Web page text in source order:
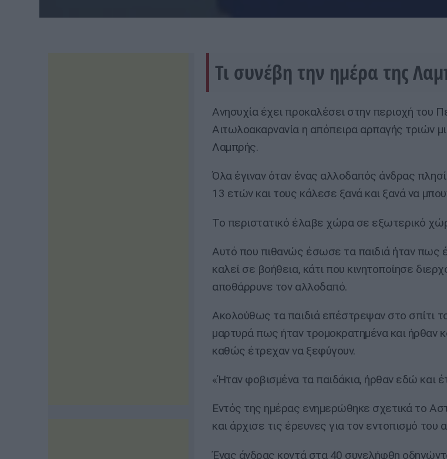
Τι συνέβη την ημέρα της
Ανησυχία έχει προκαλέσει στην περιοχή του
Αιτωλοακαρνανία η απόπειρα αρπαγής τριών
Λαμπρής.
Όλα έγιναν όταν ένας αλλοδαπός άνδρας
13 ετών και τους κάλεσε ξανά και ξανά να
Το περιστατικό έλαβε χώρα σε εξωτερικό
Αυτό που πιθανώς έσωσε τα παιδιά ήταν πως
καλεί σε βοήθεια, κάτι που κινητοποίησε
αποθάρρυνε τον αλλοδαπό.
Ακολούθως τα παιδιά επέστρεψαν στο σπίτι
μαρτυρά πως ήταν τρομοκρατημένα και ήρθαν
καθώς έτρεχαν να ξεφύγουν.
«Ήταν φοβισμένα τα παιδάκια, ήρθαν εδώ και
Εντός της ημέρας ενημερώθηκε σχετικά το
και άρχισε τις έρευνες για τον εντοπισμό του
Ένας άνδρας κοντά στα 40 συνελήφθη